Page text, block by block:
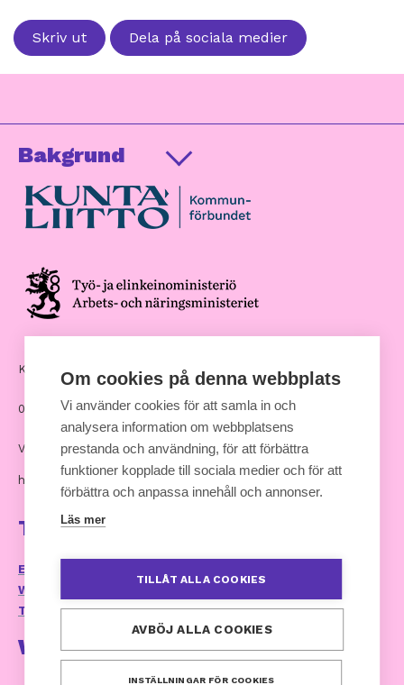
Skriv ut Dela på sociala medier
Bakgrund
Kommunernas hus, Andra Linjen 14
00530 Helsingfors
Växel: 09 7711
hankinnat [at] kuntaliitto.fi
Ta kontakt
E-postservice och kontaktuppgifter
Webbplatsens tillganglighetsutlatande
Tillgänglighetsrespons (kommunforbundet.fi)
Webbtjänst
Om cookies på denna webbplats
Vi använder cookies för att samla in och
analysera information om webbplatsens
prestanda och användning, för att förbättra
funktioner kopplade till sociala medier och för att
förbättra och anpassa innehåll och annonser.
Läs mer
TILLÅT ALLA COOKIES
AVBÖJ ALLA COOKIES
INSTÄLLNINGAR FÖR COOKIES